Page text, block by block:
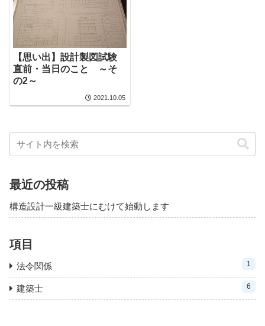
【思い出】設計製図試験
直前・当日のこと ～そ
の2～
2021.10.05
最近の投稿
構造設計一級建築士にむけて始動します
項目
法令関係 1
建築士 6